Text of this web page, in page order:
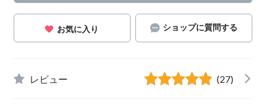
お気に入り ショップに質問する
レビュー (27)